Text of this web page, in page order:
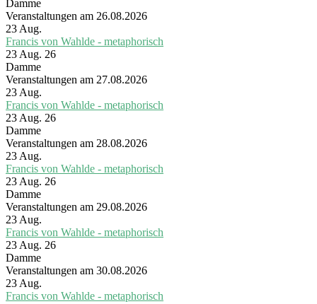
Damme
Veranstaltungen am 26.08.2026
23 Aug.
Francis von Wahlde - metaphorisch
23 Aug. 26
Damme
Veranstaltungen am 27.08.2026
23 Aug.
Francis von Wahlde - metaphorisch
23 Aug. 26
Damme
Veranstaltungen am 28.08.2026
23 Aug.
Francis von Wahlde - metaphorisch
23 Aug. 26
Damme
Veranstaltungen am 29.08.2026
23 Aug.
Francis von Wahlde - metaphorisch
23 Aug. 26
Damme
Veranstaltungen am 30.08.2026
23 Aug.
Francis von Wahlde - metaphorisch